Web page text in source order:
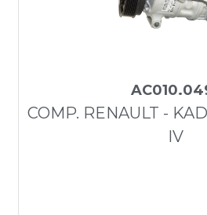
COMP. RENAULT -
IV